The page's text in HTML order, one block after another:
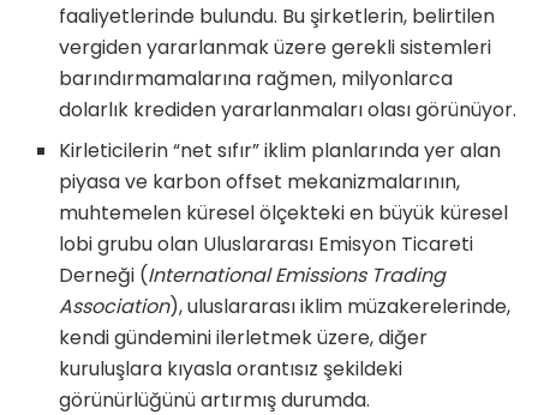
faaliyetlerinde bulundu. Bu şirketlerin, belirtilen
vergiden yararlanmak üzere gerekli sistemleri
barındırmamalarına rağmen, milyonlarca
dolarlık krediden yararlanmaları olası görünüyor.
Kirleticilerin “net sıfır” iklim planlarında yer alan
piyasa ve karbon offset mekanizmalarının,
muhtemelen küresel ölçekteki en büyük küresel
lobi grubu olan Uluslararası Emisyon Ticareti
Derneği (International Emissions Trading
Association), uluslararası iklim müzakerelerinde,
kendi gündemini ilerletmek üzere, diğer
kuruluşlara kıyasla orantısız şekildeki
görünürlüğünü artırmış durumda.